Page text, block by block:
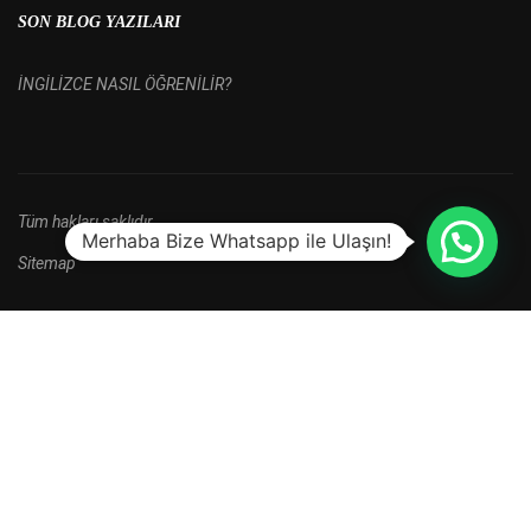
SON BLOG YAZILARI
İNGİLİZCE NASIL ÖĞRENİLİR?
Tüm hakları saklıdır.
Sitemap
Merhaba Bize Whatsapp ile Ulaşın!